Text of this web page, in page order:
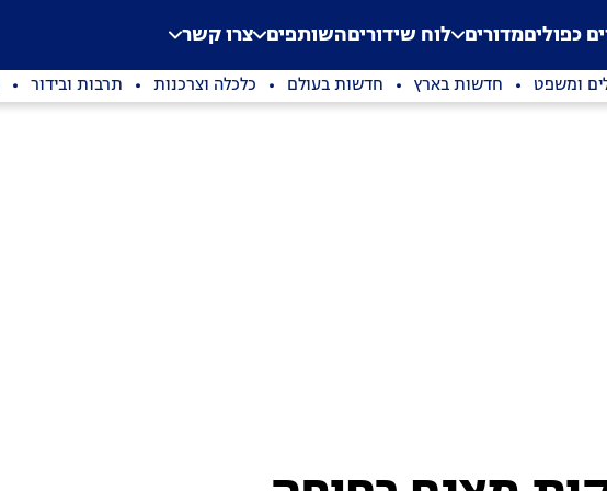
Application error: a
. כפוליםמדורים לוח שידוריםהשותפים צרו קשר
ומשפט חדשות בארץ חדשות בעולם כלכלה וצרכנות תרבות ובידור